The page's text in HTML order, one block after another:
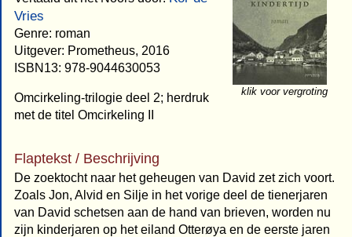
klik voor vergroting
Vries
Genre: roman
Uitgever: Prometheus, 2016
ISBN13: 978-9044630053
Omcirkeling-trilogie deel 2; herdruk
met de titel Omcirkeling II
Flaptekst / Beschrijving
De zoektocht naar het geheugen van David zet zich voort.
Zoals Jon, Alvid en Silje in het vorige deel de tienerjaren
van David schetsen aan de hand van brieven, worden nu
zijn kinderjaren op het eiland Otterøya en de eerste jaren